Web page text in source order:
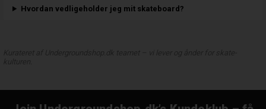
Hvordan vedligeholder jeg mit skateboard?